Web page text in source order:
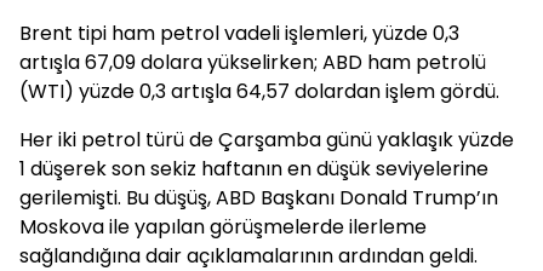
Brent tipi ham petrol vadeli işlemleri, yüzde 0,3
artışla 67,09 dolara yükselirken; ABD ham petrolü
(WTI) yüzde 0,3 artışla 64,57 dolardan işlem gördü.
Her iki petrol türü de Çarşamba günü yaklaşık yüzde
1 düşerek son sekiz haftanın en düşük seviyelerine
gerilemişti. Bu düşüş, ABD Başkanı Donald Trump’ın
Moskova ile yapılan görüşmelerde ilerleme
sağlandığına dair açıklamalarının ardından geldi.